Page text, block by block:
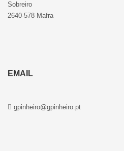
Sobreiro
2640-578 Mafra
EMAIL
gpinheiro@gpinheiro.pt